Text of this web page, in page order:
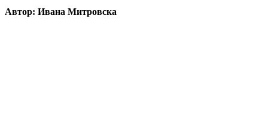
Автор: Ивана Митровска